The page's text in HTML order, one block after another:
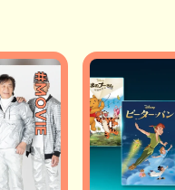
#MOVIE